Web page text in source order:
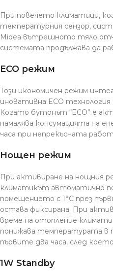
При повечето климатици,
температурния сензор,
Midea вътрешното тяло
системата продължава да
ECO режим
Този икономичен режим
иновативна ECO
Когато бутонът “ECO” е
намалява консумацията на
часа при непрекъсната
Нощен режим
При активиране на нощния
климатикът автоматично
помещението с 1°C през
остава фиксирана. При
време на отопление
понижава температурата в
първите два часа, след
1W Standby